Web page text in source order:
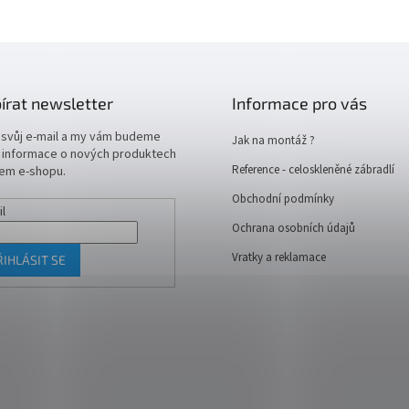
newsletter
e-mail a my vám budeme
o nových produktech
e-shopu.
SE
Informace pro vás
Jak na montáž ?
Reference - celoskleněné zábradlí
Obchodní podmínky
Ochrana osobních údajů
Vratky a reklamace